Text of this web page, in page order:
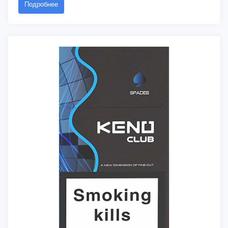
Подробнее